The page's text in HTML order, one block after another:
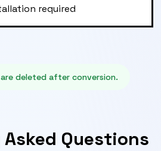
required
are deleted after conversion.
Questions